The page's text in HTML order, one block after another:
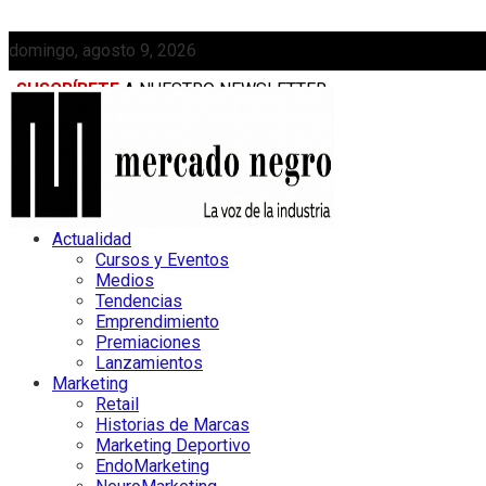
domingo, agosto 9, 2026
SUSCRÍBETE A NUESTRO NEWSLETTER
MEDIAKIT
Actualidad
Cursos y Eventos
Medios
Tendencias
Emprendimiento
Premiaciones
Lanzamientos
Marketing
Retail
Historias de Marcas
Marketing Deportivo
EndoMarketing